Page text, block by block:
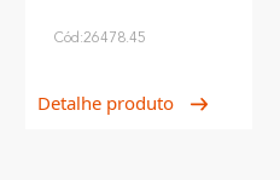
Cód:26478.45
Detalhe produto